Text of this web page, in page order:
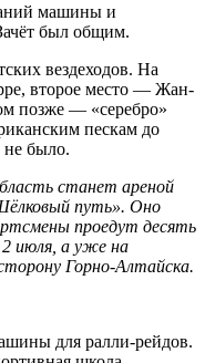
машины и
был общим.
вездеходов. На
второе место — Жан-
позже — «серебро»
пескам до
не было.
станет ареной
путь». Оно
проедут десять
июля, а уже на
Горно-Алтайска.
для ралли-рейдов.